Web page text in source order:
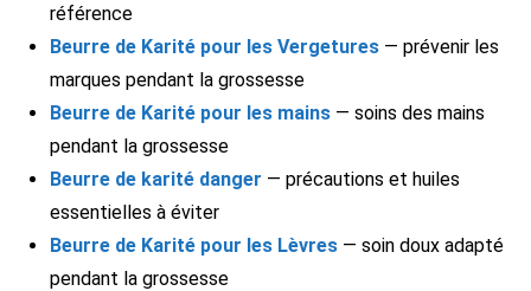
référence
Beurre de Karité pour les Vergetures — prévenir les
marques pendant la grossesse
Beurre de Karité pour les mains — soins des mains
pendant la grossesse
Beurre de karité danger — précautions et huiles
essentielles à éviter
Beurre de Karité pour les Lèvres — soin doux adapté
pendant la grossesse